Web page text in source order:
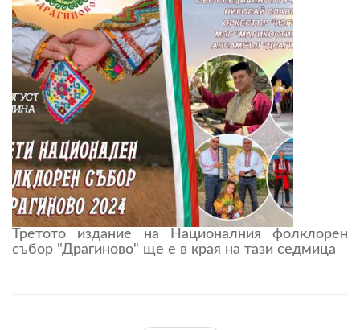
Третото издание на Националния фолклорен
събор "Драгиново" ще е в края на тази седмица